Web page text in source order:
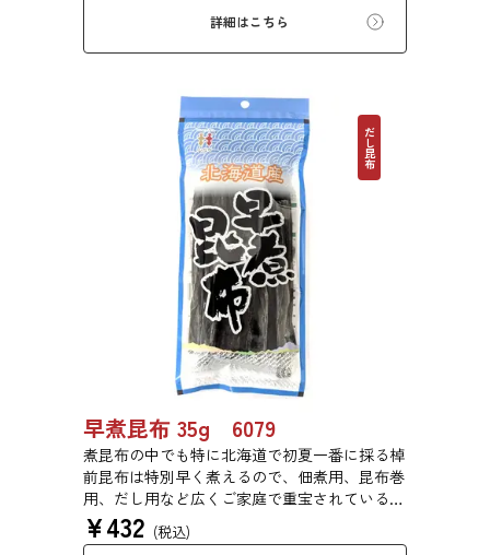
詳細はこちら
だし昆布
早煮昆布 35g 6079
煮昆布の中でも特に北海道で初夏一番に採る棹
前昆布は特別早く煮えるので、佃煮用、昆布巻
用、だし用など広くご家庭で重宝されている万
能昆布です。
¥432 (税込)